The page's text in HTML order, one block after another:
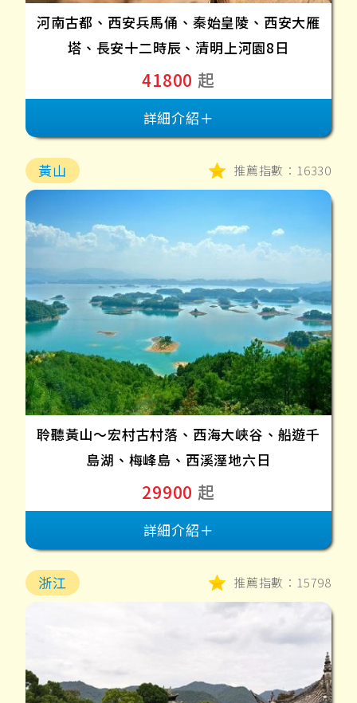
河南古都、西安兵馬俑、秦始皇陵、西安大雁
塔、長安十二時辰、清明上河園8日
41800 起
詳細介紹＋
黃山 推薦指數：16330
聆聽黃山～宏村古村落、西海大峽谷、船遊千
島湖、梅峰島、西溪溼地六日
29900 起
詳細介紹＋
浙江 推薦指數：15798